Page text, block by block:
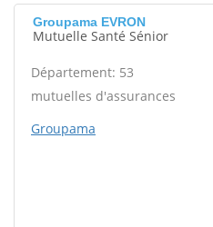
Groupama EVRON
Mutuelle Santé Sénior
Département: 53
mutuelles d'assurances
Groupama